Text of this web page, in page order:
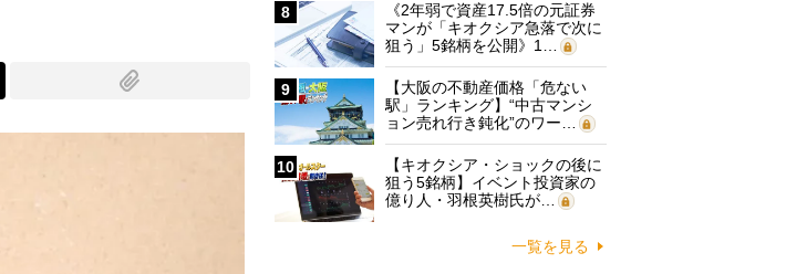
8
《2年弱で資産17.5倍の元証券
マンが「キオクシア急落で次に
狙う」5銘柄を公開》1…
9
【大阪の不動産価格「危ない
駅」ランキング】“中古マンシ
ョン売れ行き鈍化”のワー…
10
【キオクシア・ショックの後に
狙う5銘柄】イベント投資家の
億り人・羽根英樹氏が…
一覧を見る